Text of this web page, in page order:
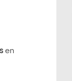
en